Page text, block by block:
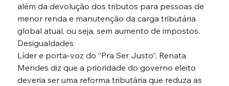
além da devolução dos tributos para pessoas de
menor renda e manutenção da carga tributária
global atual, ou seja, sem aumento de impostos.
Desigualdades
Líder e porta-voz do “Pra Ser Justo”, Renata
Mendes diz que a prioridade do governo eleito
deveria ser uma reforma tributária que reduza as